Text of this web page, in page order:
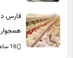
فارس
همجوار
16 ساعت پیش